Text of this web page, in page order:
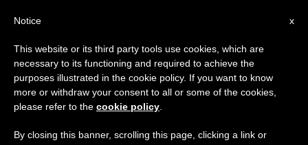
The Creed
x
Notice
This website or its third party tools use cookies, which are
necessary to its functioning and required to achieve the
purposes illustrated in the cookie policy. If you want to know
more or withdraw your consent to all or some of the cookies,
please refer to the cookie policy
By closing this banner, scrolling this page, clicking a link or